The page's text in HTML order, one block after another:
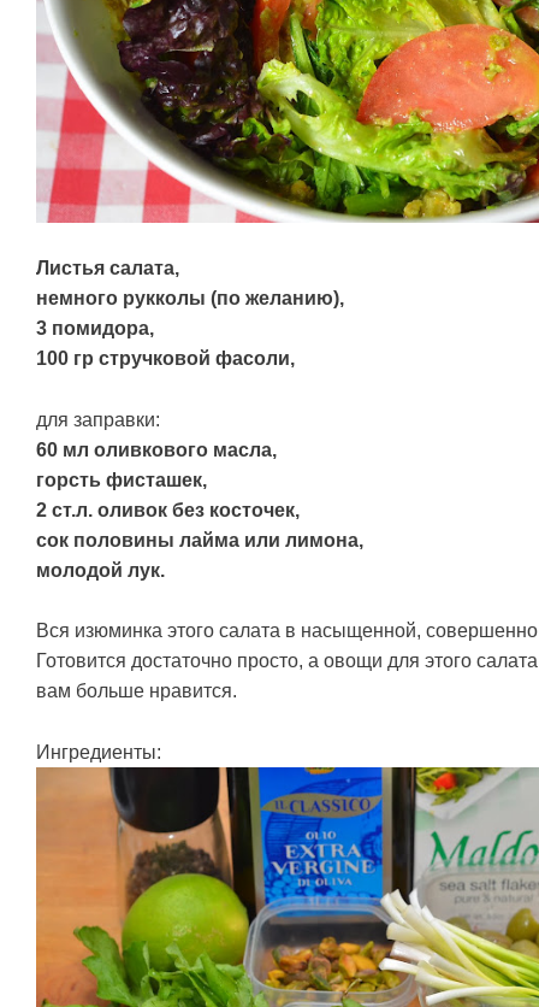
Листья салата,
немного рукколы (по желанию),
3 помидора,
100 гр стручковой фасоли,
для заправки:
60 мл оливкового масла,
горсть фисташек,
2 ст.л. оливок без косточек,
сок половины лайма или лимона,
молодой лук.
Вся изюминка этого салата в насыщенной,
Готовится достаточно просто, а овощи для этого
вам больше нравится.
Ингредиенты: